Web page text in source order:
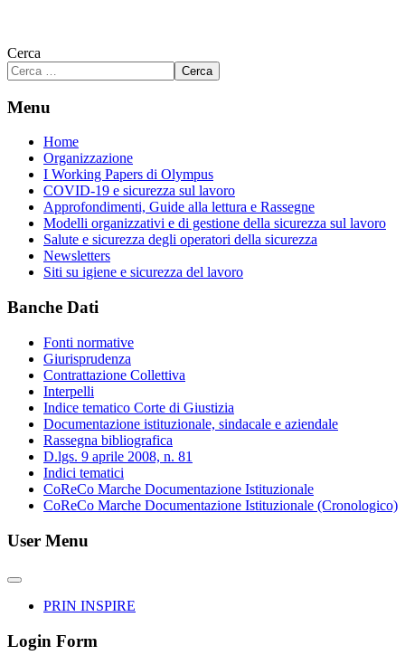
Cerca
Cerca
Menu
Home
Organizzazione
I Working Papers di Olympus
COVID-19 e sicurezza sul lavoro
Approfondimenti, Guide alla lettura e Rassegne
Modelli organizzativi e di gestione della sicurezza sul lavoro
Salute e sicurezza degli operatori della sicurezza
Newsletters
Siti su igiene e sicurezza del lavoro
Banche Dati
Fonti normative
Giurisprudenza
Contrattazione Collettiva
Interpelli
Indice tematico Corte di Giustizia
Documentazione istituzionale, sindacale e aziendale
Rassegna bibliografica
D.lgs. 9 aprile 2008, n. 81
Indici tematici
CoReCo Marche Documentazione Istituzionale
CoReCo Marche Documentazione Istituzionale (Cronologico)
User Menu
PRIN INSPIRE
Login Form